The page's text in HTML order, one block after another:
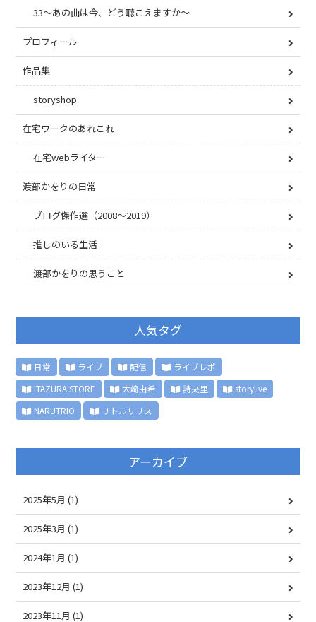
33〜あの曲は今、どう聴こえますか〜
プロフィール
作品集
storyshop
在宅ワークのあれこれ
在宅webライター
渡部かをりの日常
ブログ傑作選（2008〜2019）
推しのいる生活
渡部かをりの思うこと
人気タグ
日常 ライブ 配信
ライブレポ
ITAZURA STORE
大崎由希 詩央里
storylive
NARUTRIO
リトルリリス
アーカイブ
2025年5月 (1)
2025年3月 (1)
2024年1月 (1)
2023年12月 (1)
2023年11月 (1)